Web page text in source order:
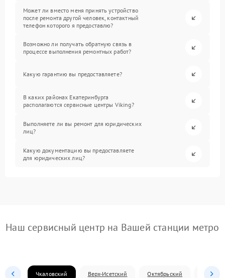
Может ли вместо меня принять устройство
после ремонта другой человек, контактный
телефон которого я предоставлю?
Возможно ли получать обратную связь в
процессе выполнения ремонтных работ?
Какую гарантию вы предоставляете?
В каких районах Екатеринбурга
располагаются сервисные центры Viking?
Выполняете ли вы ремонт для юридических
лиц?
Какую документацию вы предоставляете
для юридических лиц?
Наш сервисный центр на Вашей станции метро
Чкаловский Верх-Исетский Октябрьский